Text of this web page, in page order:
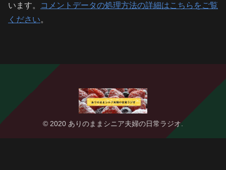
います。
コメントデータの処理方法の詳細はこちらをご覧
ください。
© 2020 ありのままシニア夫婦の日常ラジオ.